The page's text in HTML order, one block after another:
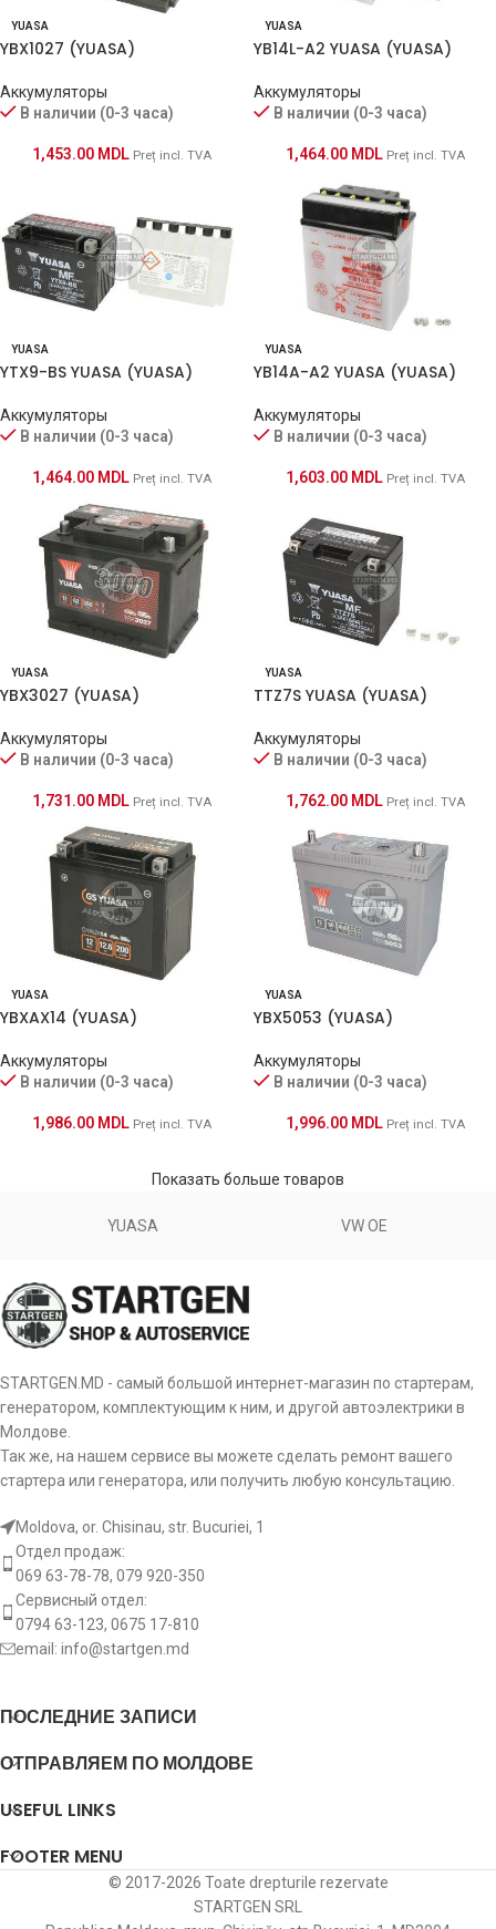
YUASA
YBX1027 (YUASA)
Аккумуляторы
В наличии (0-3 часа)
1,453.00 MDL Preț incl. TVA
YUASA
YB14L-A2 YUASA (YUASA)
Аккумуляторы
В наличии (0-3 часа)
1,464.00 MDL Preț incl. TVA
YUASA
YTX9-BS YUASA (YUASA)
Аккумуляторы
В наличии (0-3 часа)
1,464.00 MDL Preț incl. TVA
YUASA
YB14A-A2 YUASA (YUASA)
Аккумуляторы
В наличии (0-3 часа)
1,603.00 MDL Preț incl. TVA
YUASA
YBX3027 (YUASA)
Аккумуляторы
В наличии (0-3 часа)
1,731.00 MDL Preț incl. TVA
YUASA
TTZ7S YUASA (YUASA)
Аккумуляторы
В наличии (0-3 часа)
1,762.00 MDL Preț incl. TVA
YUASA
YBXAX14 (YUASA)
Аккумуляторы
В наличии (0-3 часа)
1,986.00 MDL Preț incl. TVA
YUASA
YBX5053 (YUASA)
Аккумуляторы
В наличии (0-3 часа)
1,996.00 MDL Preț incl. TVA
Показать больше товаров
YUASA VW OE
STARTGEN.MD - самый большой интернет-магазин по стартерам,
генератором, комплектующим к ним, и другой автоэлектрики в
Молдове.
Так же, на нашем сервисе вы можете сделать ремонт вашего
стартера или генератора, или получить любую консультацию.
Moldova, or. Chisinau, str. Bucuriei, 1
Отдел продаж:
069 63-78-78, 079 920-350
Сервисный отдел:
0794 63-123, 0675 17-810
email: info@startgen.md
ПОСЛЕДНИЕ ЗАПИСИ
ОТПРАВЛЯЕМ ПО МОЛДОВЕ
USEFUL LINKS
FOOTER MENU
© 2017-2026 Toate drepturile rezervate
STARTGEN SRL